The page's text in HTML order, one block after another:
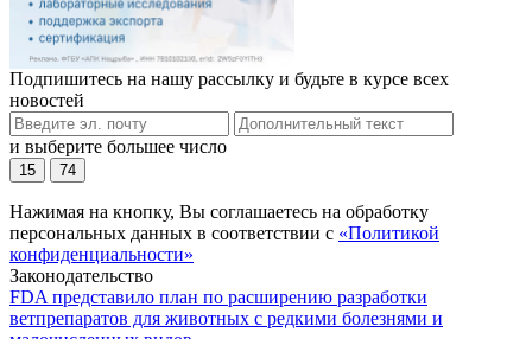
Подпишитесь на нашу рассылку и будьте в курсе всех
новостей
и выберите большее число
15 74
Нажимая на кнопку, Вы соглашаетесь на обработку
персональных данных в соответствии с «Политикой
конфиденциальности»
Законодательство
FDA представило план по расширению разработки
ветпрепаратов для животных с редкими болезнями и